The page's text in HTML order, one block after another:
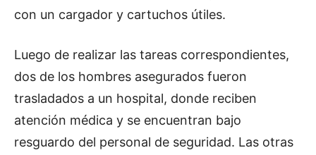
con un cargador y cartuchos útiles.
Luego de realizar las tareas correspondientes,
dos de los hombres asegurados fueron
trasladados a un hospital, donde reciben
atención médica y se encuentran bajo
resguardo del personal de seguridad. Las otras